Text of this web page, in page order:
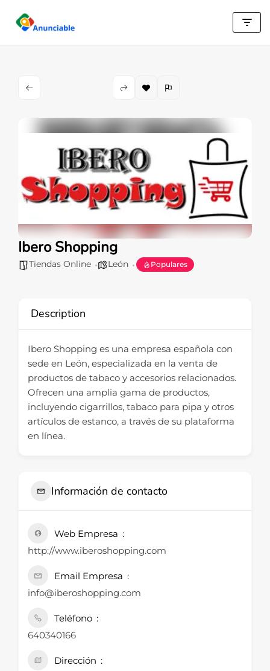
Saltar
Ibero Shopping
Tiendas Online León Populares
Description
Ibero Shopping es una empresa española con
sede en León, especializada en la venta de
productos de tabaco y accesorios relacionados.
Ofrecen una amplia gama de productos,
incluyendo cigarrillos, tabaco para pipa y otros
artículos de estanco, a través de su plataforma
en línea.
Información de contacto
Web Empresa
http://www.iberoshopping.com
Email Empresa
info@iberoshopping.com
Teléfono
640340166
Dirección